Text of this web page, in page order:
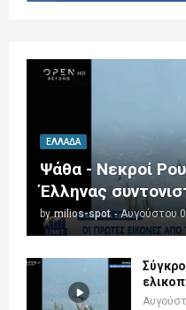
ΕΛΛΆΔΑ
Ψάθα - Νεκροί
Έλληνας
by milios-spot - Αυγούστου